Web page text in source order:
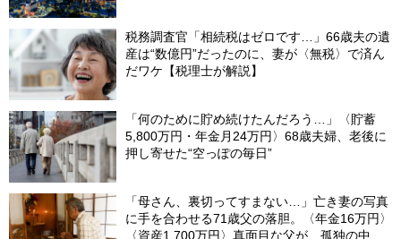
税務調査官「相続税はゼロです…」66歳夫の遺
産は“数億円”だったのに、妻が〈無税〉で済ん
だワケ【税理士が解説】
「何のために貯め続けたんだろう…」〈貯蓄
5,800万円・年金月24万円〉68歳夫婦、老後に
押し寄せた“空っぽの毎日”
「母さん、裏切ってすまない…」亡き妻の写真
に手を合わせる71歳父の落胆。〈年金16万円〉
〈資産1,700万円〉真面目な父が、孤独の中で